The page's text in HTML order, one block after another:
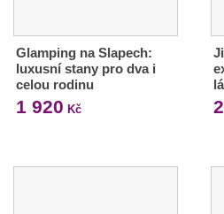
Glamping na Slapech:
luxusní stany pro dva i
celou rodinu
1 920 Kč